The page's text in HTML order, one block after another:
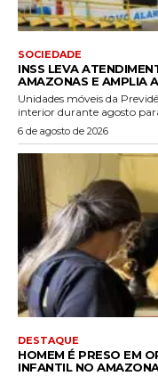
SOCIEDADE
INSS LEVA
AMAZONAS E AMPLIA
Unidades móveis da
interior durante agosto
6 de agosto de 2026
DESTAQUE
HOMEM É PRESO EM
INFANTIL NO